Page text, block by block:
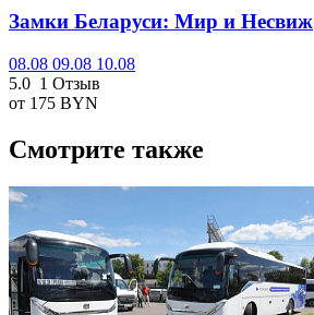
Замки Беларуси: Мир и Несвиж
08.08 09.08 10.08
5.0 1 Отзыв
от 175 BYN
Смотрите также